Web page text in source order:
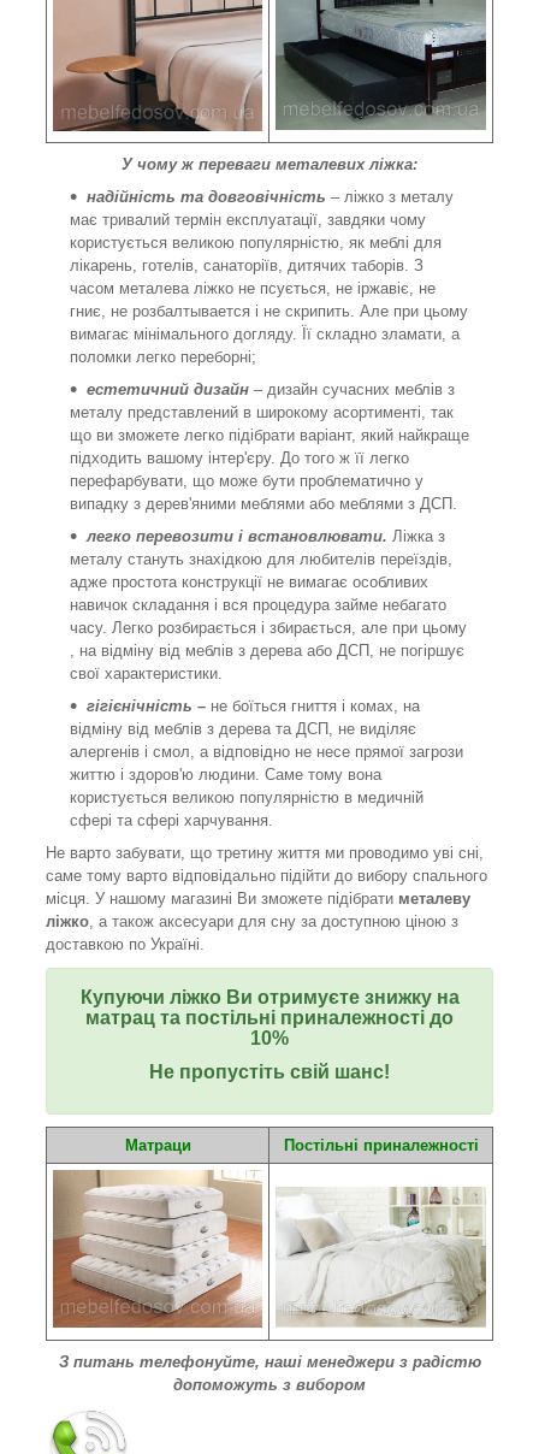
У чому ж переваги металевих ліжка:
надійність та довговічність – ліжко з металу
має тривалий термін експлуатації, завдяки чому
користується великою популярністю, як меблі для
лікарень, готелів, санаторіїв, дитячих таборів. З
часом металева ліжко не псується, не іржавіє, не
гниє, не розбалтывается і не скрипить. Але при цьому
вимагає мінімального догляду. Її складно зламати, а
поломки легко переборні;
естетичний дизайн – дизайн сучасних меблів з
металу представлений в широкому асортименті, так
що ви зможете легко підібрати варіант, який найкраще
підходить вашому інтер'єру. До того ж її легко
перефарбувати, що може бути проблематично у
випадку з дерев'яними меблями або меблями з ДСП.
легко перевозити і встановлювати. Ліжка з
металу стануть знахідкою для любителів переїздів,
адже простота конструкції не вимагає особливих
навичок складання і вся процедура займе небагато
часу. Легко розбирається і збирається, але при цьому
, на відміну від меблів з дерева або ДСП, не погіршує
свої характеристики.
гігієнічність – не боїться гниття і комах, на
відміну від меблів з дерева та ДСП, не виділяє
алергенів і смол, а відповідно не несе прямої загрози
життю і здоров'ю людини. Саме тому вона
користується великою популярністю в медичній
сфері та сфері харчування.
Не варто забувати, що третину життя ми проводимо уві сні,
саме тому варто відповідально підійти до вибору спального
місця. У нашому магазині Ви зможете підібрати металеву
ліжко, а також аксесуари для сну за доступною ціною з
доставкою по Україні.
Купуючи ліжко Ви отримуєте знижку на
матрац та постільні приналежності до
10%
Не пропустіть свій шанс!
Матраци Постільні приналежності
З питань телефонуйте, наші менеджери з радістю
допоможуть з вибором